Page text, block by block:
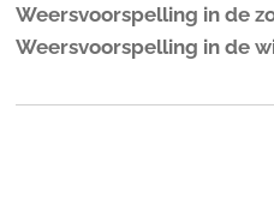
Weersvoorspelling in de
Weersvoorspelling in de